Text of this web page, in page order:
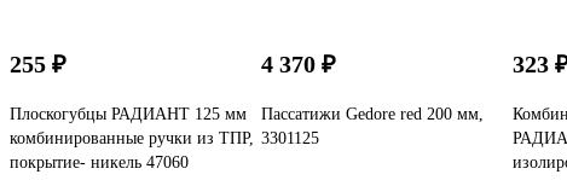
255 ₽
Плоскогубцы РАДИАНТ 125 мм
комбинированные ручки из ТПР,
покрытие- никель 47060
4 370 ₽
Пассатижи Gedore red 200 мм,
3301125
323